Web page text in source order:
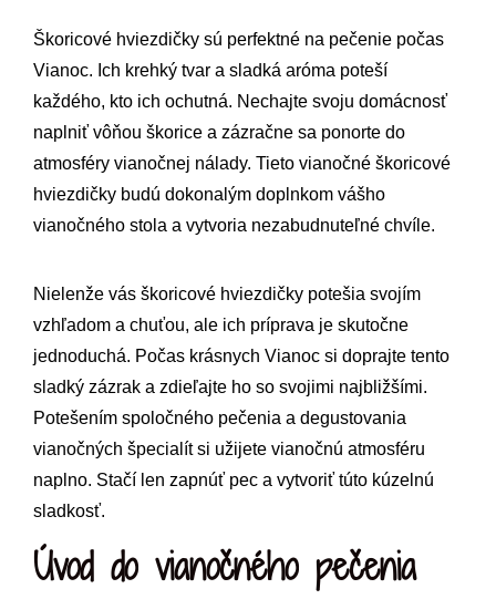
Škoricové hviezdičky sú perfektné na pečenie počas
Vianoc. Ich krehký tvar a sladká aróma poteší
každého, kto ich ochutná. Nechajte svoju domácnosť
naplniť vôňou škorice a zázračne sa ponorte do
atmosféry vianočnej nálady. Tieto vianočné škoricové
hviezdičky budú dokonalým doplnkom vášho
vianočného stola a vytvoria nezabudnuteľné chvíle.
Nielenže vás škoricové hviezdičky potešia svojím
vzhľadom a chuťou, ale ich príprava je skutočne
jednoduchá. Počas krásnych Vianoc si doprajte tento
sladký zázrak a zdieľajte ho so svojimi najbližšími.
Potešením spoločného pečenia a degustovania
vianočných špecialít si užijete vianočnú atmosféru
naplno. Stačí len zapnúť pec a vytvoriť túto kúzelnú
sladkosť.
Úvod do vianočného pečenia